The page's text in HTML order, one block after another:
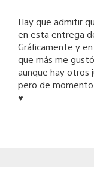
Hay que admitir
en esta entrega
Gráficamente y
que más me
aunque hay otros
pero de
♥️